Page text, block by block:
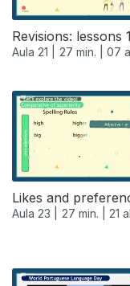
Revisions: lessons
Aula 21 | 27 min. | 07
Likes and
Aula 23 | 27 min. | 21
540103